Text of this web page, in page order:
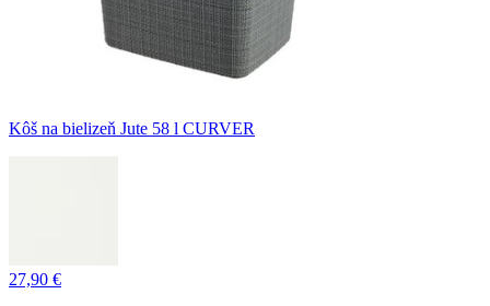
Kôš na bielizeň Jute 58 l CURVER
27,90 €